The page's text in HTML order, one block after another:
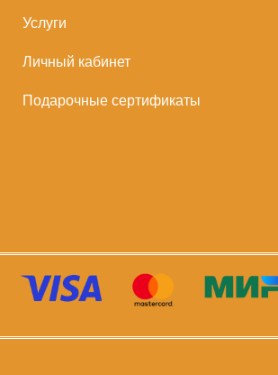
Услуги
Личный кабинет
Подарочные сертификаты